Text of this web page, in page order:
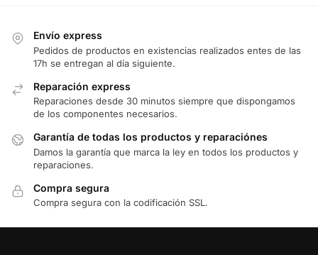
Envío express
Pedidos de productos en existencias realizados entes de las
17h se entregan al día siguiente.
Reparación express
Reparaciones desde 30 minutos siempre que dispongamos
de los componentes necesarios.
Garantía de todas los productos y reparaciónes
Damos la garantía que marca la ley en todos los productos y
reparaciones.
Compra segura
Compra segura con la codificación SSL.